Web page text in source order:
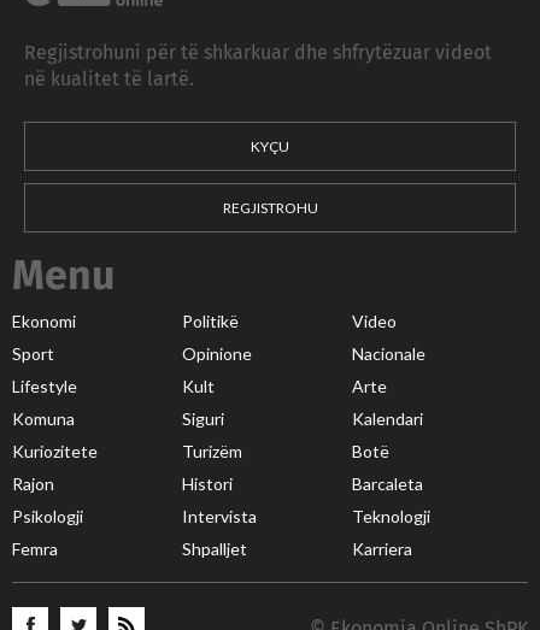
Regjistrohuni për të shkarkuar dhe shfrytëzuar videot
në kualitet të lartë.
KYÇU
REGJISTROHU
Menu
Ekonomi Politikë
Video
Sport
Opinione
Nacionale
Lifestyle
Kult
Arte
Komuna
Siguri
Kalendari
Kuriozitete
Turizëm
Botë
Rajon
Histori
Barcaleta
Psikologji
Intervista
Teknologji
Femra
Shpalljet Karriera